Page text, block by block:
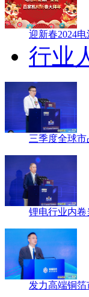
迎新春2024
行业
三季度全球
锂电行业内卷
发力高端铜